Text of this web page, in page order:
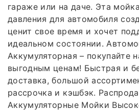
гараже или на даче. Эта
давления для автомобиля
ценит свое время и хочет
идеальном состоянии.
Аккумуляторная – покупайте
выгодным ценам! Быстрая и
доставка, большой
рассрочка и кэшбэк.
Аккумуляторные Мойки